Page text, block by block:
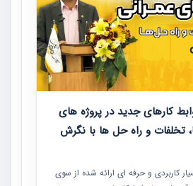
کارهای جدید در پروژه های
تخلفات و راه حل ها با نگرش
کاربردی و حرفه‏ ای ارائه شده از سوی